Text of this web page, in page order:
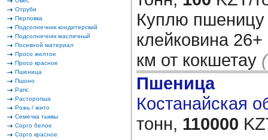
Отруби
Перловка
Подсолнечник кондитерский
Подсолнечник масличный
Посевной материал
Просо желтое
Просо красное
Пшеница
Пшоно
Рапс
Расторопша
Рожь / жито
Семечка тыквы
Сорго белое
Сорго красное
Куплю пшеницу
клейковина
км от кокшетау
Пшеница
Костанайская
тонн, 110000